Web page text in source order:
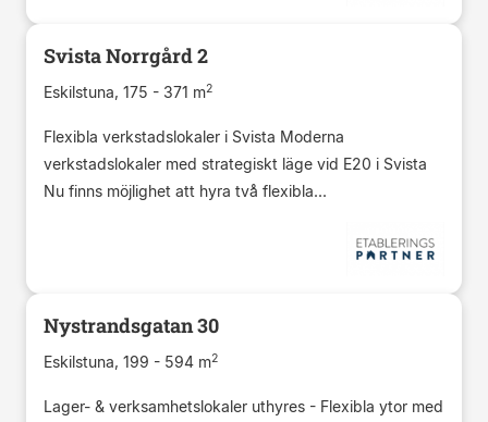
Svista Norrgård 2
Eskilstuna, 175 - 371 m2
Flexibla verkstadslokaler i Svista Moderna
verkstadslokaler med strategiskt läge vid E20 i Svista
Nu finns möjlighet att hyra två flexibla...
Nystrandsgatan 30
Eskilstuna, 199 - 594 m2
Lager- & verksamhetslokaler uthyres - Flexibla ytor med